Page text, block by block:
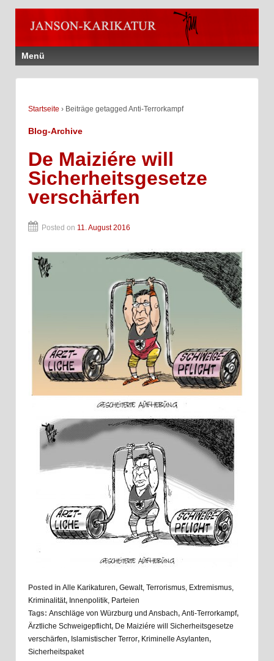
Menü
Startseite › Beiträge getagged Anti-Terrorkampf
Blog-Archive
De Maiziére will
Sicherheitsgesetze
verschärfen
Posted on 11. August 2016
Posted in Alle Karikaturen, Gewalt, Terrorismus, Extremismus,
Kriminalität, Innenpolitik, Parteien
Tags: Anschläge von Würzburg und Ansbach, Anti-Terrorkampf,
Ärztliche Schweigepflicht, De Maiziére will Sicherheitsgesetze
verschärfen, Islamistischer Terror, Kriminelle Asylanten,
Sicherheitspaket